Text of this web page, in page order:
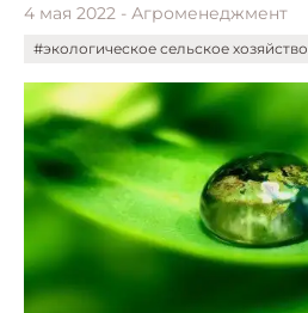
4 мая 2022 - Агроменеджмент
#экологическое сельское хозяйство